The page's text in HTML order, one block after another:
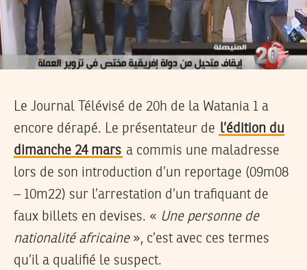
Le Journal Télévisé de 20h de la Watania 1 a
encore dérapé. Le présentateur de l’édition du
dimanche 24 mars a commis une maladresse
lors de son introduction d’un reportage (09m08
– 10m22) sur l’arrestation d’un trafiquant de
faux billets en devises. « Une personne de
nationalité africaine», c’est avec ces termes
qu’il a qualifié le suspect.